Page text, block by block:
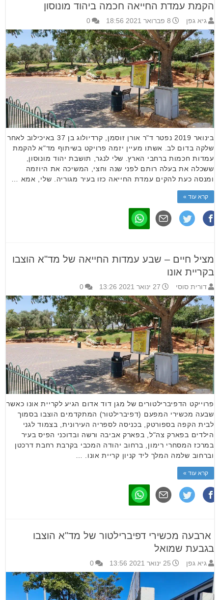
הקמת עמדת החייאה חכמה ביהוד מונוסון
גיא גפן 8 פברואר 2021 18:56 0
בינואר 2019 נפטר ד"ר אורן זוסמן, קרדיולוג בן 37 באיכילוב לאחר
שלקה בדום לב. אשתו מעיין יזמה פרויקט בשיתוף מד"א להקמת
עמדות חכמות ברחבי הארץ. שלי לנגר, תושבת יהוד מונוסון,
ששכלה את בעלה רותם לפני שנה וחצי, המשיכה את היוזמה
ומנסה כעת להקים עמדת החייאה כזו בעיר מגוריה. שלי, אמא …
קרא עוד »
מציל חיים – שבע עמדות החייאה של מד"א הוצבו
בקריית אונו
דורית סוסי 27 ינואר 2021 13:26 0
פרוייקט הדפיברילטורים של מגן דוד אדום הגיע לקריית אונו כאשר
שבעה מכשירי המפעם (דפיברילטור) המתקדמים הוצבו בסמוך
לבית הקפה בספורטק, בכניסה לספריה העירונית, בצמוד לגני
הילדים בפארק צה"ל, בפארק אביבה ורשה ובדוכני הפיס בעיר
במרכז המסחרי רימון, ברחוב יהודה המכבי בקרבת רחבת דרכטן
וברחוב שלמה המלך ליד קניון קריית אונו. …
קרא עוד »
ארבעה מכשירי דפיברילטור של מד"א הוצבו
בגבעת שמואל
גיא גפן 25 ינואר 2021 13:56 0